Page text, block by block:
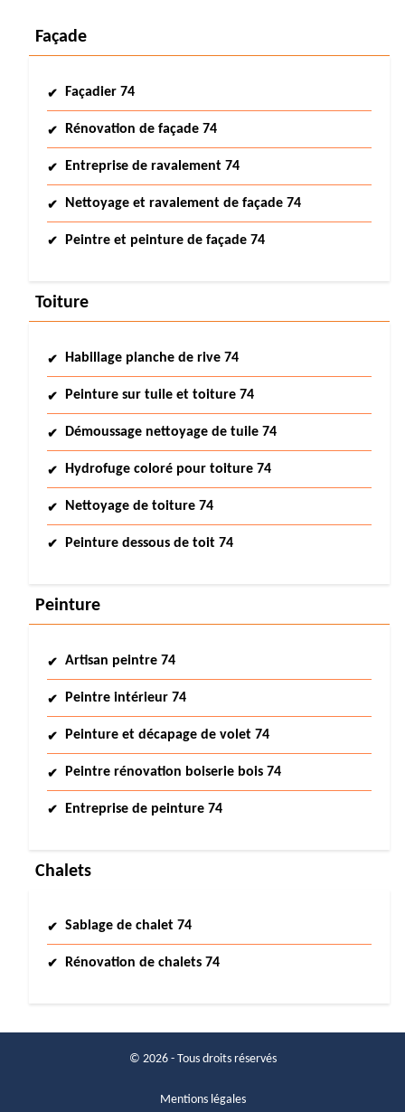
Façade
Façadier 74
Rénovation de façade 74
Entreprise de ravalement 74
Nettoyage et ravalement de façade 74
Peintre et peinture de façade 74
Toiture
Habillage planche de rive 74
Peinture sur tuile et toiture 74
Démoussage nettoyage de tuile 74
Hydrofuge coloré pour toiture 74
Nettoyage de toiture 74
Peinture dessous de toit 74
Peinture
Artisan peintre 74
Peintre intérieur 74
Peinture et décapage de volet 74
Peintre rénovation boiserie bois 74
Entreprise de peinture 74
Chalets
Sablage de chalet 74
Rénovation de chalets 74
© 2026 - Tous droits réservés
Mentions légales